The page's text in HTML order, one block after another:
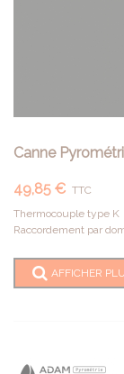
Canne
49,85 € TTC
Thermocouple type
Raccordement par
AFFICHER